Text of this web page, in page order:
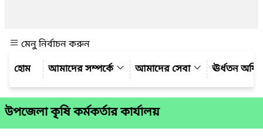
মেনু নির্বাচন করুন
আমাদের সম্পর্কে
আমাদের সেবা ঊর্ধতন
উপজেলা কৃষি কর্মকর্তার কার্যালয়